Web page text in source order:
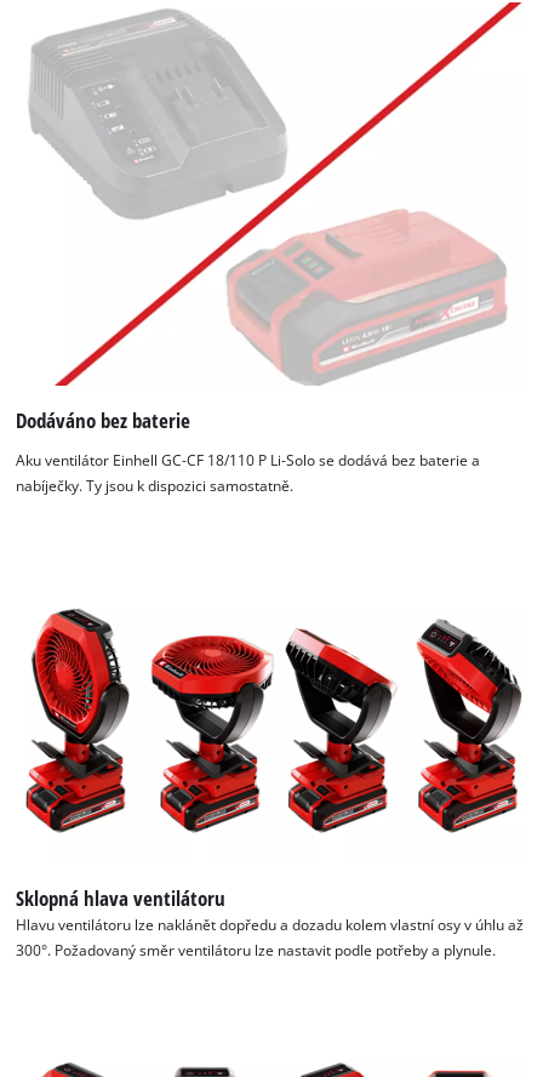
K načtení služby Google Maps
potřebujeme váš souhlas!
This content is not permitted to load due
to trackers that are not disclosed to the
to the list of technologies used.
Powered by
Usercentrics Consent
Management Platform
Dodáváno bez baterie
Aku ventilátor Einhell GC-CF 18/110 P Li-Solo se dodává bez baterie a
nabíječky. Ty jsou k dispozici samostatně.
Sklopná hlava ventilátoru
Hlavu ventilátoru lze naklánět dopředu a dozadu kolem vlastní osy v úhlu až
300°. Požadovaný směr ventilátoru lze nastavit podle potřeby a plynule.